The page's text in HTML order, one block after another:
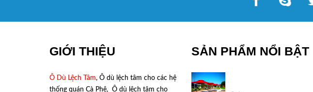
GIỚI THIỆU
Ô Dù Lệch Tâm, Ô dù lệch tâm cho các hệ
thống quán Cà Phê, Ô dù lệch tâm cho
SẢN PHẨM NỔI BẬT